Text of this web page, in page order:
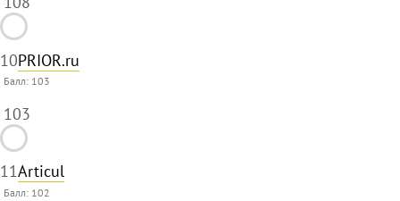
10PRIOR.ru
Балл: 103
103
11Articul
Балл: 102